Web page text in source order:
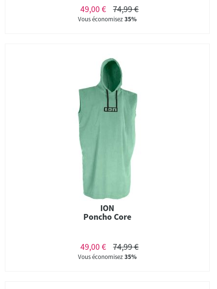
49,00 € 74,99 €
Vous économisez35%
ION
Poncho Core
49,00 € 74,99 €
Vous économisez35%